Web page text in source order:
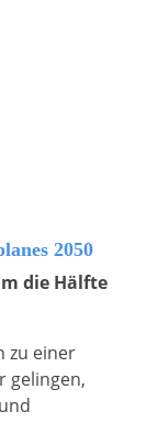
2050
die Hälfte
zu einer
gelingen,